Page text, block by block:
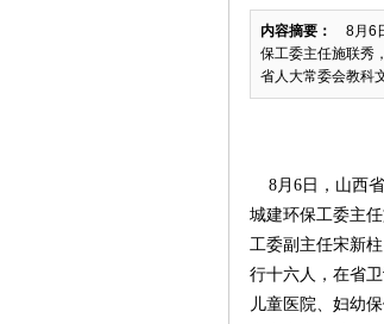
内容摘要：
8月6
保工委主任施联秀
省人大常委会教科
8月 6 日 ，山西
城建环保工委主
工委副主任宋新
行十六人，在省
儿童医院、妇幼